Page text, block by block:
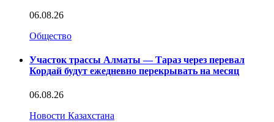
06.08.26
Общество
Участок трассы Алматы — Тараз через перевал
Кордай будут ежедневно перекрывать на месяц
06.08.26
Новости Казахстана